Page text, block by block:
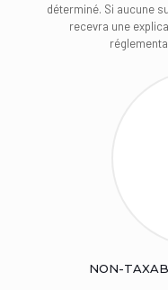
déterminé. Si aucune
recevra une
NON-